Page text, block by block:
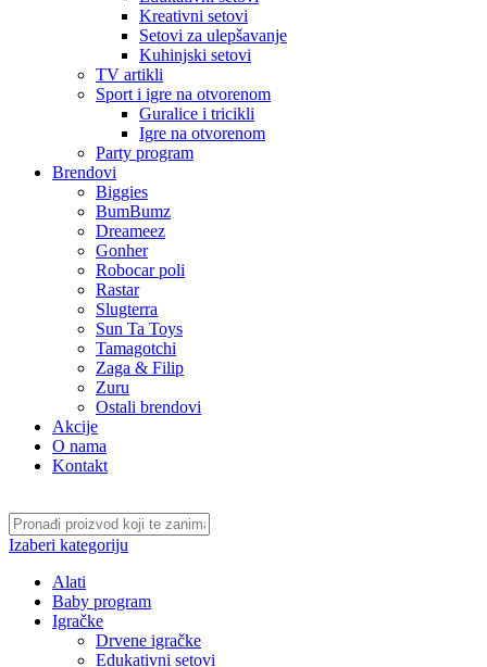
Kreativni setovi
Setovi za ulepšavanje
Kuhinjski setovi
TV artikli
Sport i igre na otvorenom
Guralice i tricikli
Igre na otvorenom
Party program
Brendovi
Biggies
BumBumz
Dreameez
Gonher
Robocar poli
Rastar
Slugterra
Sun Ta Toys
Tamagotchi
Zaga & Filip
Zuru
Ostali brendovi
Akcije
O nama
Kontakt
Izaberi kategoriju
Alati
Baby program
Igračke
Drvene igračke
Edukativni setovi